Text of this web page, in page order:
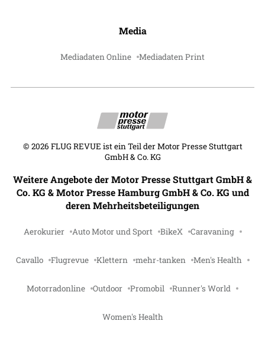
Media
Mediadaten Online Mediadaten Print
© 2026 FLUG REVUE ist ein Teil der Motor Presse Stuttgart
GmbH & Co. KG
Weitere Angebote der Motor Presse Stuttgart GmbH &
Co. KG & Motor Presse Hamburg GmbH & Co. KG und
deren Mehrheitsbeteiligungen
Aerokurier Auto Motor und Sport BikeX Caravaning
Cavallo Flugrevue Klettern mehr-tanken Men's Health
Motorradonline Outdoor Promobil Runner's World
Women's Health